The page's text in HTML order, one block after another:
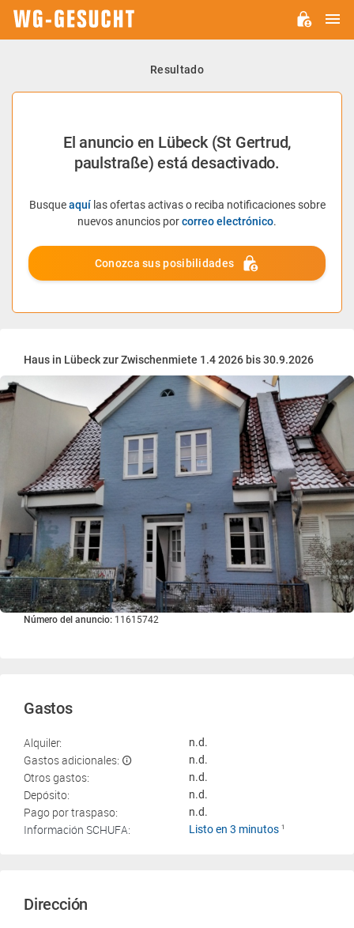
Resultado
El anuncio en Lübeck (St Gertrud,
paulstraße) está desactivado.
Busqueaquílas ofertas activas o reciba notificaciones sobre
nuevos anuncios porcorreo electrónico.
Conozca sus posibilidades
Haus in Lübeck zur Zwischenmiete 1.4 2026 bis 30.9.2026
Número del anuncio: 11615742
Gastos
Alquiler: n.d.
Gastos adicionales: n.d.
Otros gastos: n.d.
Depósito: n.d.
Pago por traspaso: n.d.
Información SCHUFA: Listo en 3 minutos 1
Dirección